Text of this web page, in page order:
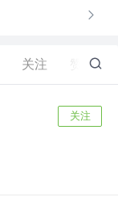
关注 4
关注